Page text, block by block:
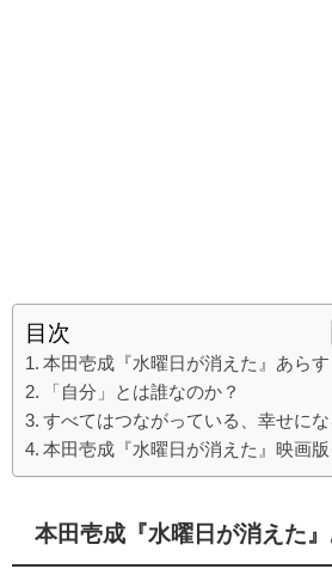
目次
本田壱成『水曜日が消えた』あらす
「自分」とは誰なのか？
すべてはつながっている、幸せにな
本田壱成『水曜日が消えた』映画版
本田壱成『水曜日が消えた